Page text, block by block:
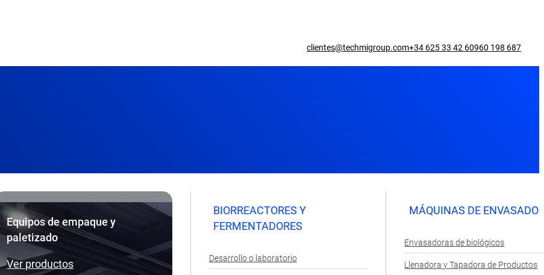
clientes@techmigroup.com+34 625 33 42 60960 198 687
Equipos de empaque y
paletizado
Ver productos
BIORREACTORES Y
FERMENTADORES
Desarrollo o laboratorio
MÁQUINAS DE ENVASADO
Envasadoras de biológicos
Llenadora y Tapadora de Productos